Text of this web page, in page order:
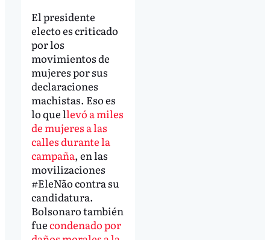
El presidente
electo es criticado
por los
movimientos de
mujeres por sus
declaraciones
machistas. Eso es
lo que llevó a miles
de mujeres a las
calles durante la
campaña, en las
movilizaciones
#EleNão contra su
candidatura.
Bolsonaro también
fuecondenado por